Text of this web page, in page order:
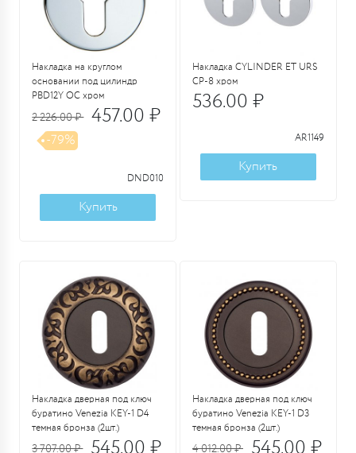
Накладка на круглом
основании под цилиндр
PBD12Y OC хром
2 226.00 ₽ 457.00 ₽
-79%
DND010
Купить
Накладка CYLINDER ET URS
CP-8 хром
536.00 ₽
AR1149
Купить
Накладка дверная под ключ
буратино Venezia KEY-1 D4
темная бронза (2шт.)
3 707.00 ₽
Накладка дверная под ключ
буратино Venezia KEY-1 D3
темная бронза (2шт.)
4 012.00 ₽